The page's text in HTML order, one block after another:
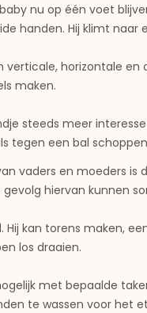
nu op één voet
handen. Hij klimt
horizontale
maken.
steeds meer
tegen een bal
en moeders is
hiervan kunnen
kan torens maken,
los draaien.
met bepaalde
te wassen voor het